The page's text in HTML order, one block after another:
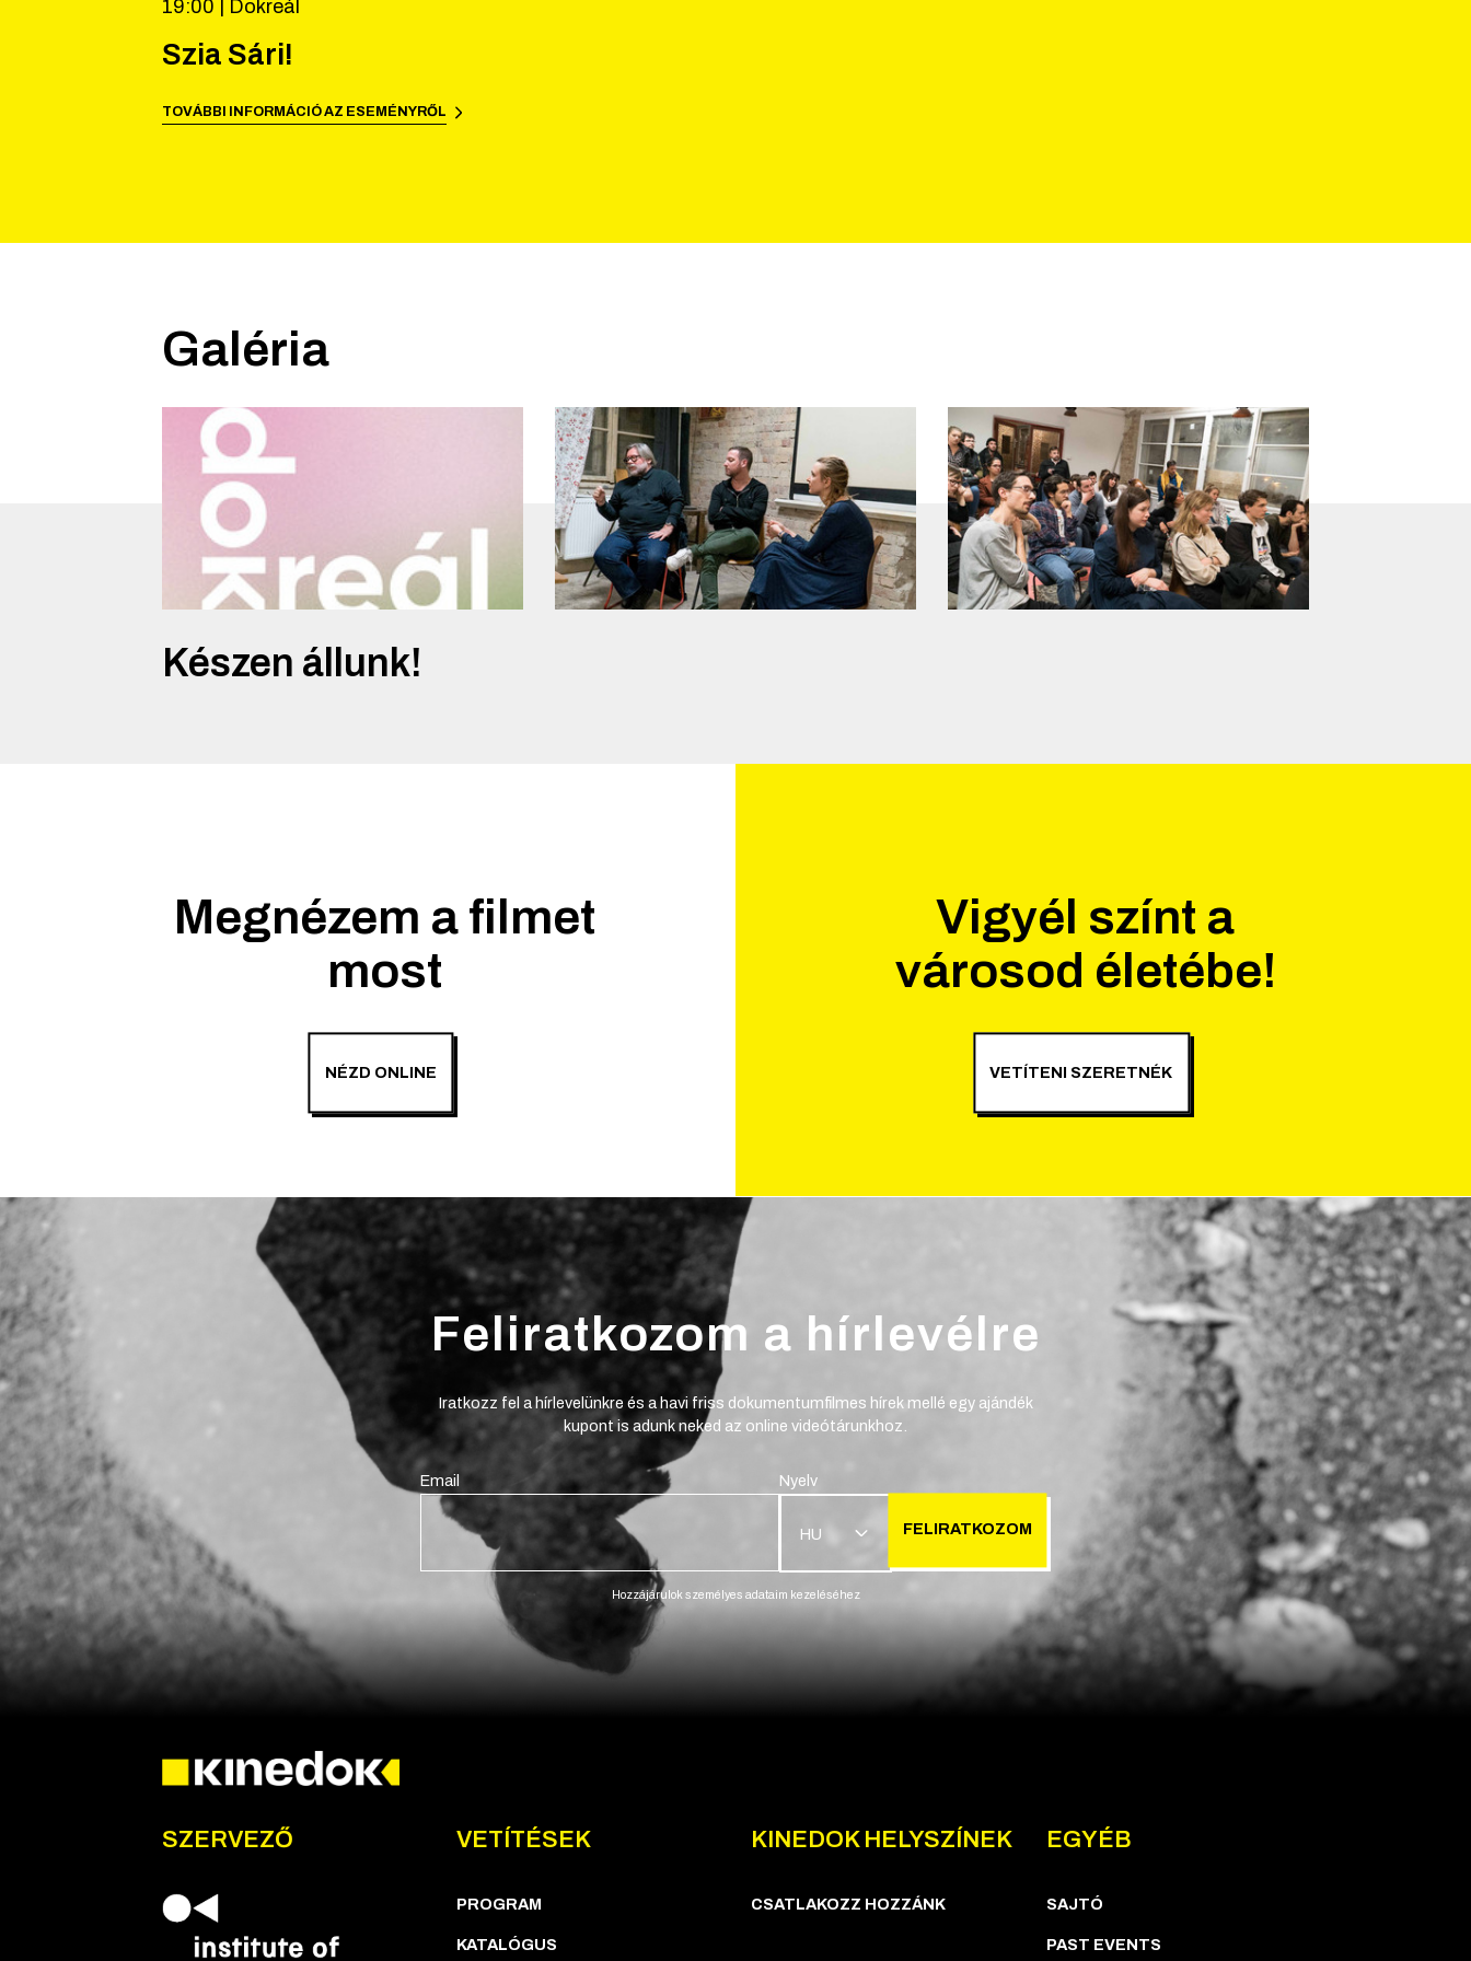
19:00 | Dokreál
Szia Sári!
TOVÁBBI INFORMÁCIÓ AZ ESEMÉNYRŐL
Galéria
Készen állunk!
Megnézem a filmet
most
NÉZD ONLINE
Vigyél színt a
városod életébe!
VETÍTENI SZERETNÉK
Feliratkozom a hírlevélre
Iratkozz fel a hírlevelünkre és a havi friss dokumentumfilmes hírek mellé egy ajándék
kupont is adunk neked az online videótárunkhoz.
Email Nyelv
HU FELIRATKOZOM
Hozzájárulok személyes adataim kezeléséhez
SZERVEZŐ VETÍTÉSEK
PROGRAM
KATALÓGUS
KINEDOK HELYSZÍNEK
CSATLAKOZZ HOZZÁNK
EGYÉB
SAJTÓ
PAST EVENTS